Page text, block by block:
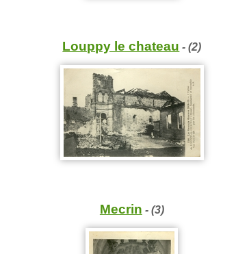
Louppy le chateau - (2)
Mecrin - (3)